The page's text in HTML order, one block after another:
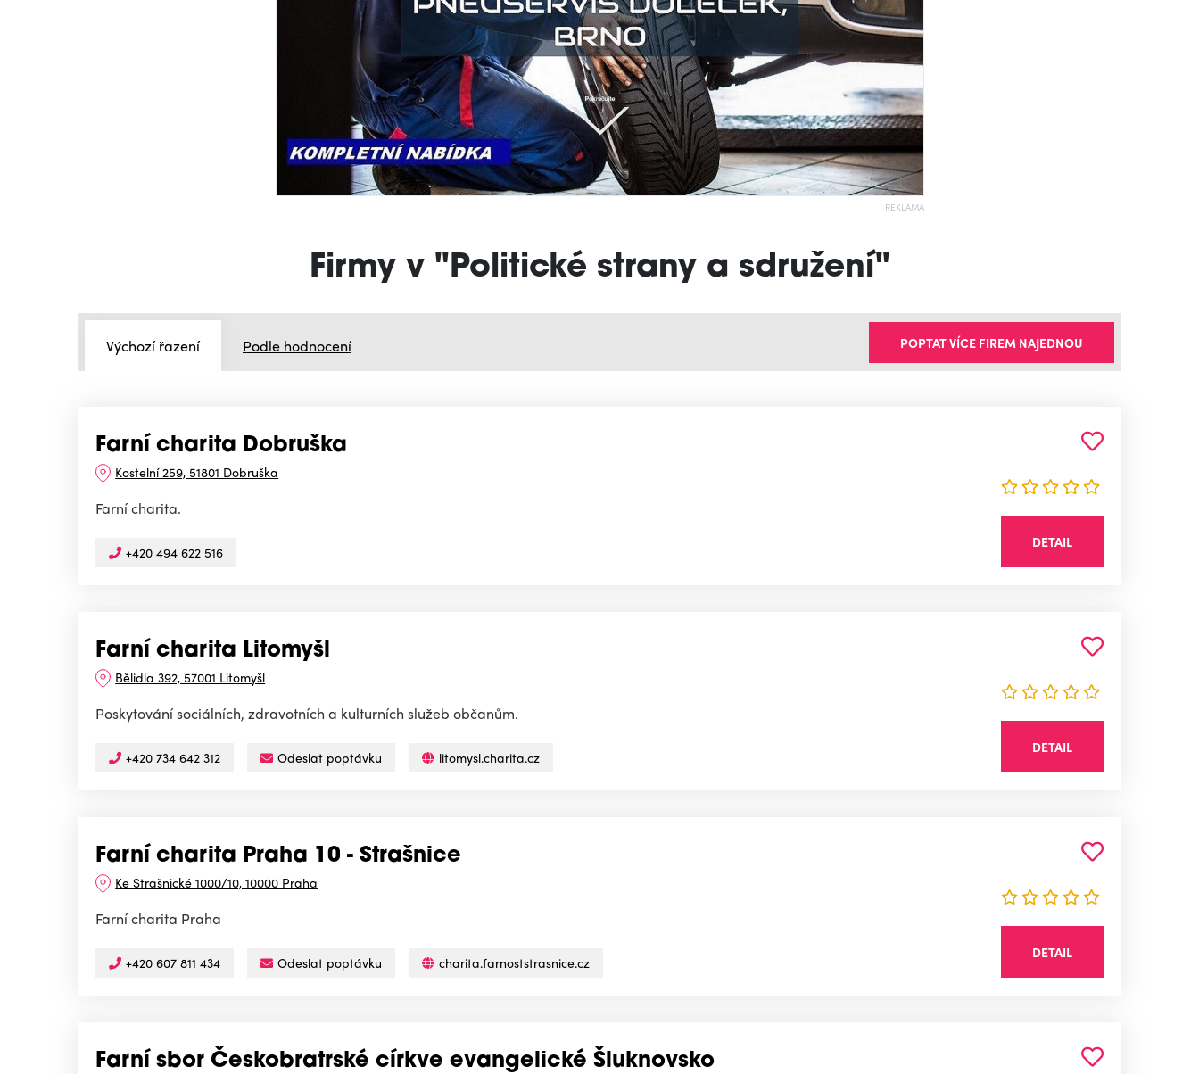
REKLAMA
Firmy v "Politické strany a sdružení"
Výchozí řazení Podle hodnocení POPTAT VÍCE FIREM NAJEDNOU
Farní charita Dobruška
Kostelní 259, 51801 Dobruška
Farní charita.
+420 494 622 516
DETAIL
Farní charita Litomyšl
Bělidla 392, 57001 Litomyšl
Poskytování sociálních, zdravotních a kulturních služeb občanům.
+420 734 642 312 Odeslat poptávku litomysl.charita.cz
DETAIL
Farní charita Praha 10 - Strašnice
Ke Strašnické 1000/10, 10000 Praha
Farní charita Praha
+420 607 811 434 Odeslat poptávku charita.farnoststrasnice.cz
DETAIL
Farní sbor Českobratrské církve evangelické Šluknovsko